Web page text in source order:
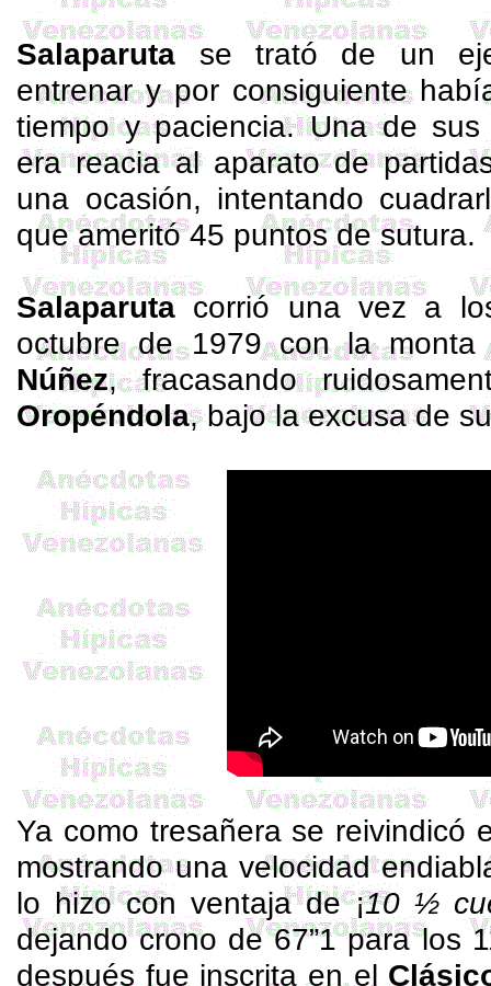
Salaparuta se trató de un
entrenar y por consiguiente
tiempo y paciencia. Una de
era reacia al aparato de
una ocasión, intentando
que ameritó 45 puntos de sutura.
Salaparutacorrió una vez a
octubre de 1979 con la monta
Núñez, fracasando
Oropéndola, bajo la excusa de
Ya como tresañerase reivindicó
mostrando una velocidad
lo hizo con ventaja de ¡10 ½
dejando crono de 67”1 para los
después fue inscrita en el